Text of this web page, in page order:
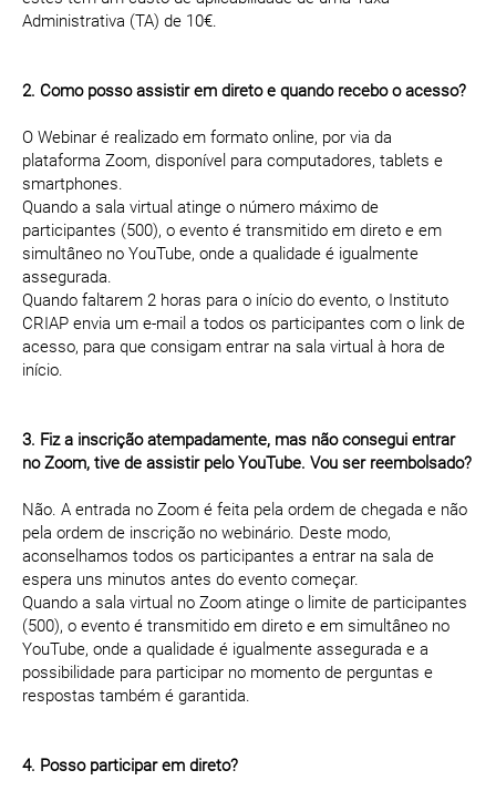
Administrativa (TA) de 10€.
2. Como posso assistir em direto e quando recebo o acesso?
O Webinar é realizado em formato online, por via da
plataforma Zoom, disponível para computadores, tablets e
smartphones.
Quando a sala virtual atinge o número máximo de
participantes (500), o evento é transmitido em direto e em
simultâneo no YouTube, onde a qualidade é igualmente
assegurada.
Quando faltarem 2 horas para o início do evento, o Instituto
CRIAP envia um e-mail a todos os participantes com o link de
acesso, para que consigam entrar na sala virtual à hora de
início.
3. Fiz a inscrição atempadamente, mas não consegui entrar
no Zoom, tive de assistir pelo YouTube. Vou ser reembolsado?
Não. A entrada no Zoom é feita pela ordem de chegada e não
pela ordem de inscrição no webinário. Deste modo,
aconselhamos todos os participantes a entrar na sala de
espera uns minutos antes do evento começar.
Quando a sala virtual no Zoom atinge o limite de participantes
(500), o evento é transmitido em direto e em simultâneo no
YouTube, onde a qualidade é igualmente assegurada e a
possibilidade para participar no momento de perguntas e
respostas também é garantida.
4. Posso participar em direto?